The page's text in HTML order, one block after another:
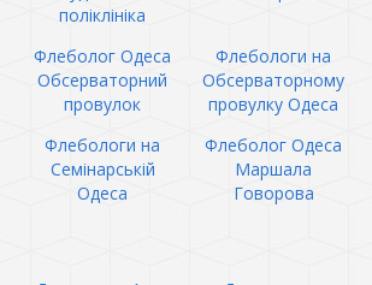
поліклініка
Флеболог Одеса
Обсерваторний
провулок
Флебологи на
Обсерваторному
провулку Одеса
Флебологи на
Семінарській
Одеса
Флеболог Одеса
Маршала
Говорова